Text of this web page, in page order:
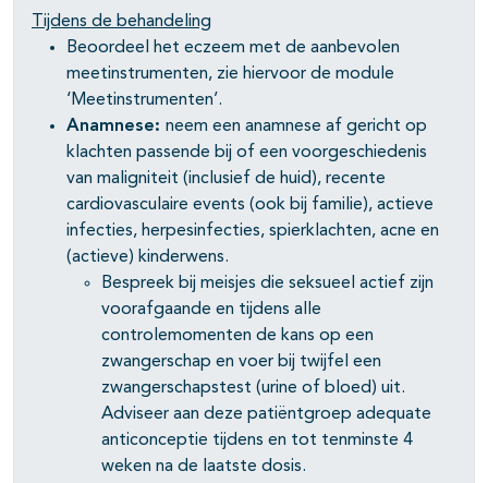
Tijdens de behandeling
Beoordeel het eczeem met de aanbevolen
meetinstrumenten, zie hiervoor de module
‘Meetinstrumenten’.
Anamnese: neem een anamnese af gericht op
klachten passende bij of een voorgeschiedenis
van maligniteit (inclusief de huid), recente
cardiovasculaire events (ook bij familie), actieve
infecties, herpesinfecties, spierklachten, acne en
(actieve) kinderwens.
Bespreek bij meisjes die seksueel actief zijn
voorafgaande en tijdens alle
controlemomenten de kans op een
zwangerschap en voer bij twijfel een
zwangerschapstest (urine of bloed) uit.
Adviseer aan deze patiëntgroep adequate
anticonceptie tijdens en tot tenminste 4
weken na de laatste dosis.